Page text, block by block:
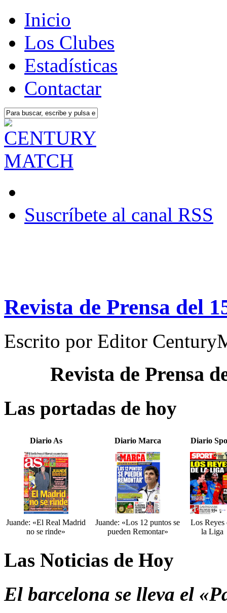
Inicio
Los Clubes
Estadísticas
Contactar
Suscríbete al canal RSS
Revista de Prensa del
Escrito por Editor
Revista de Prensa
Las portadas de hoy
Diario As Diario Marca Diario
Juande: «El Real Madrid
no se rinde»
Juande: «Los 12 puntos se
pueden Remontar»
Los Reyes
la Liga
Las Noticias de Hoy
El barcelona se lleva el